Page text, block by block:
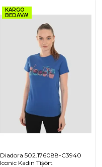
KARGO
BEDAVA!
Diadora 502.176088-C3940
Iconic Kadın Tişört